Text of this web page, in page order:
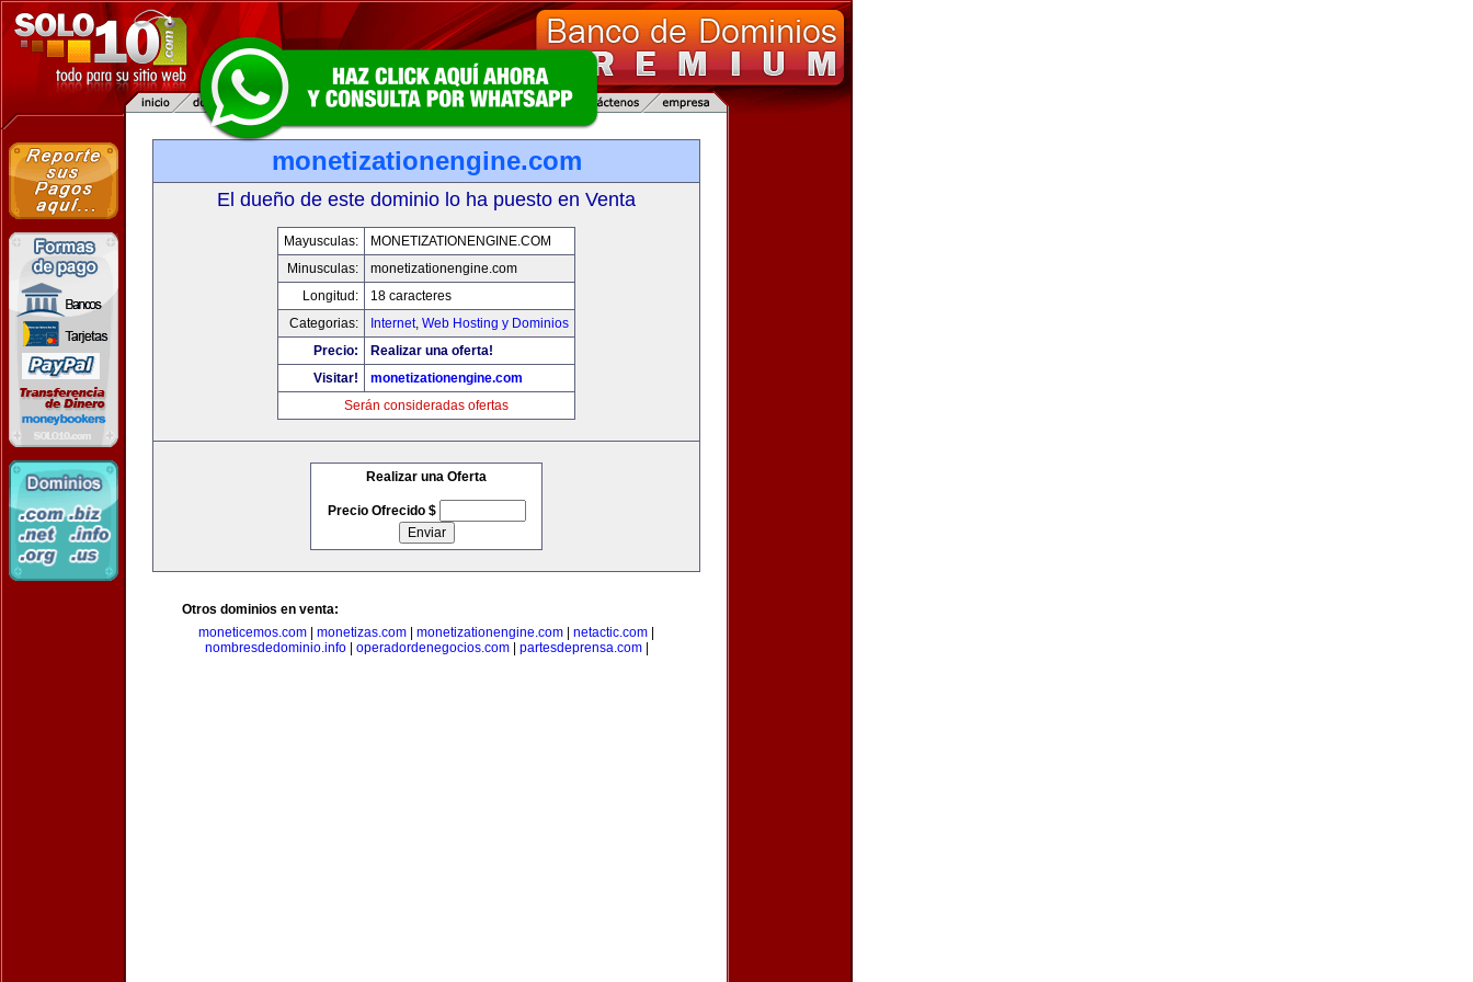
monetizationengine.com
El dueño de este dominio lo ha puesto en Venta
Mayusculas:
MONETIZATIONENGINE.COM
Minusculas:
monetizationengine.com
Longitud:
18 caracteres
Categorias:
Internet, Web Hosting y Dominios
Precio:
Realizar una oferta!
Visitar!
monetizationengine.com
Serán consideradas ofertas
Realizar una Oferta
Precio Ofrecido $
Otros dominios en venta:
moneticemos.com
monetizas.com monetizationengine.com netactic.com
nombresdedominio.info| operadordenegocios.com| partesdeprensa.com|